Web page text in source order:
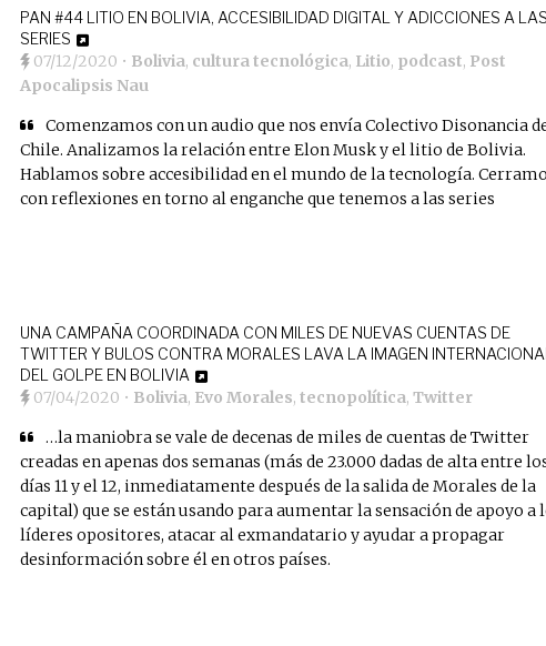
PAN #44 LITIO EN BOLIVIA, ACCESIBILIDAD DIGITAL Y ADICCIONES A LAS
SERIES
07/12/2020 • Bolivia, cultura tecnológica, Litio, podcast, Post
Apocalipsis Nau
Comenzamos con un audio que nos envía Colectivo Disonancia
Chile. Analizamos la relación entre Elon Musk y el litio de Bolivia.
Hablamos sobre accesibilidad en el mundo de la tecnología.
con reflexiones en torno al enganche que tenemos a las series
UNA CAMPAÑA COORDINADA CON MILES DE NUEVAS CUENTAS DE
TWITTER Y BULOS CONTRA MORALES LAVA LA IMAGEN INTERNACIONAL
DEL GOLPE EN BOLIVIA
07/04/2020 • Bolivia, Evo Morales, tecnopolítica, Twitter
…la maniobra se vale de decenas de miles de cuentas de Twitter
creadas en apenas dos semanas (más de 23.000 dadas de alta entre
días 11 y el 12, inmediatamente después de la salida de Morales de la
capital) que se están usando para aumentar la sensación de apoyo a
líderes opositores, atacar al exmandatario y ayudar a propagar
desinformación sobre él en otros países.